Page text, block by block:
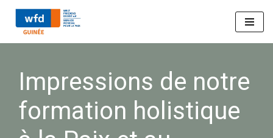
Aller
contenu
Impressions de notre
formation holistique